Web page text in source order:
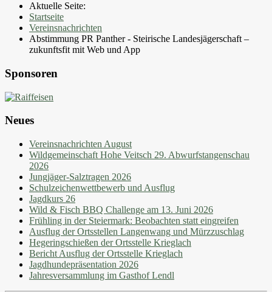
Aktuelle Seite:
Startseite
Vereinsnachrichten
Abstimmung PR Panther - Steirische Landesjägerschaft –
zukunftsfit mit Web und App
Sponsoren
Neues
Vereinsnachrichten August
Wildgemeinschaft Hohe Veitsch 29. Abwurfstangenschau
2026
Jungjäger-Salztragen 2026
Schulzeichenwettbewerb und Ausflug
Jagdkurs 26
Wild & Fisch BBQ Challenge am 13. Juni 2026
Frühling in der Steiermark: Beobachten statt eingreifen
Ausflug der Ortsstellen Langenwang und Mürzzuschlag
Hegeringschießen der Ortsstelle Krieglach
Bericht Ausflug der Ortsstelle Krieglach
Jagdhundepräsentation 2026
Jahresversammlung im Gasthof Lendl